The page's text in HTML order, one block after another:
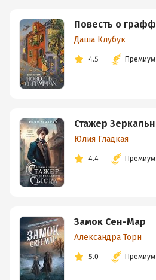
Повесть о
Даша Клубук
4.5 Премиум
Стажер
Юлия Гладкая
4.4 Премиум
Замок Сен-Мар
Александра Торн
5.0 Премиум